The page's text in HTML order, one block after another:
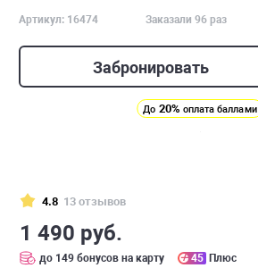
Артикул: 16474 Заказали 96 раз
Забронировать
До 20% оплата баллами
4.8 13 отзывов
1 490 руб.
до 149 бонусов на карту 45 Плюс